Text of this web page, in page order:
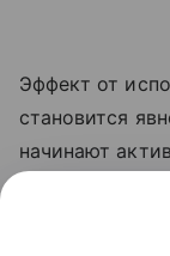
Эффект от
становится
начинают